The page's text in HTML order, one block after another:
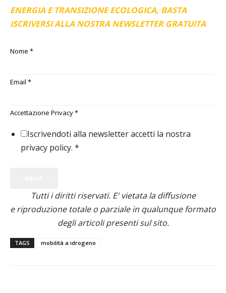
ENERGIA E TRANSIZIONE ECOLOGICA, BASTA
ISCRIVERSI ALLA NOSTRA NEWSLETTER GRATUITA
Nome *
Email *
Accettazione Privacy*
Iscrivendoti alla newsletter accetti la nostra
privacy policy. *
Tutti i diritti riservati. E' vietata la diffusione
e riproduzione totale o parziale in qualunque formato
degli articoli presenti sul sito.
TAGS mobilità a idrogeno